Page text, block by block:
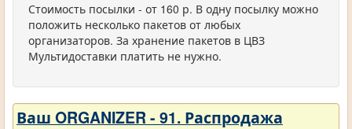
Стоимость посылки - от 160 р. В одну посылку можно
положить несколько пакетов от любых
организаторов. За хранение пакетов в ЦВЗ
Мультидоставки платить не нужно.
Ваш ORGANIZER - 91. Распродажа